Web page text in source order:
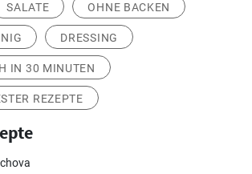
SALATE OHNE BACKEN
DRESSING
IN 30 MINUTEN
REZEPTE